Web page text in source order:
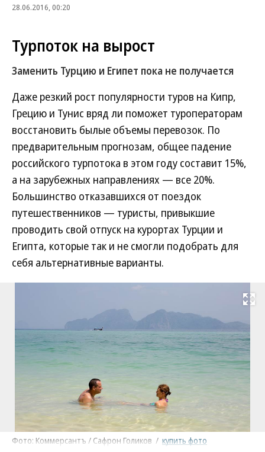
28.06.2016, 00:20
Турпоток на вырост
Заменить Турцию и Египет пока не получается
Даже резкий рост популярности туров на Кипр,
Грецию и Тунис вряд ли поможет туроператорам
восстановить былые объемы перевозок. По
предварительным прогнозам, общее падение
российского турпотока в этом году составит 15%,
а на зарубежных направлениях — все 20%.
Большинство отказавшихся от поездок
путешественников — туристы, привыкшие
проводить свой отпуск на курортах Турции и
Египта, которые так и не смогли подобрать для
себя альтернативные варианты.
Развернуть
Фото: Коммерсантъ / Сафрон Голиков / купить фото